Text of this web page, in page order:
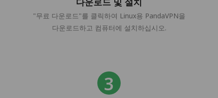
"무료 다운로드"를 클릭하여 Linux용 PandaVPN을
다운로드하고 컴퓨터에 설치하십시오.